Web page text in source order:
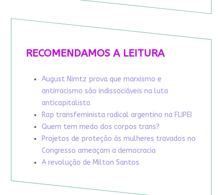
RECOMENDAMOS A LEITURA
August Nimtz prova que marxismo e
antirracismo são indissociáveis na luta
anticapitalista
Rap transfeminista radical argentino na FLIPEI
Quem tem medo dos corpos trans?
Projetos de proteção às mulheres travados no
Congresso ameaçam a democracia
A revolução de Milton Santos